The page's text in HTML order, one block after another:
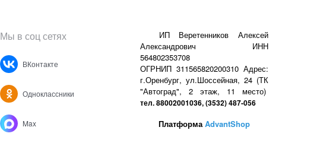
Мы в соц сетях
ВКонтакте
Одноклассники
Max
ИП Веретенников Алексей
Александрович ИНН
564802353708
ОГРНИП 311565820200310 Адрес:
г.Оренбург, ул.Шоссейная, 24 (ТК
"Автоград", 2 этаж, 11 место)
тел. 88002001036, (3532) 487-056
ПлатформаAdvantShop